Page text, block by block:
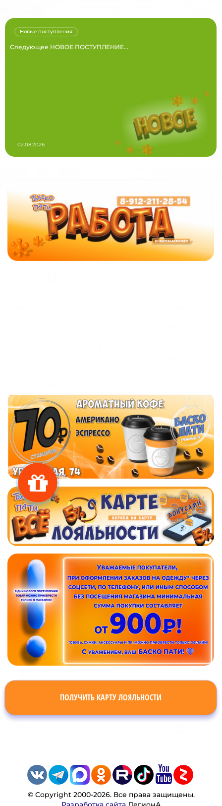
Следующее НОВОЕ ПОСТУПЛЕНИЕ...
Новые поступления
02.08.2026
ПОЛУЧИТЬ КАРТУ ЛОЯЛЬНОСТИ
© Copyright 2000-2026. Все права защищены.